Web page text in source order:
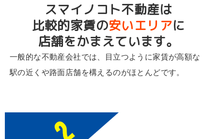
スマイノコト不動産は
比較的家賃の安いエリアに
店舗をかまえています。
一般的な不動産会社では、目立つように家賃が高額な
駅の近くや路面店舗を構えるのがほとんどです。